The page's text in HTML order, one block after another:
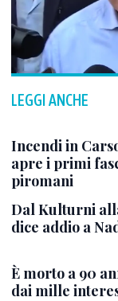
LEGGI ANCHE
Incendi in
apre i primi
piromani
Dal Kulturni
dice addio a
È morto a 90
dai mille